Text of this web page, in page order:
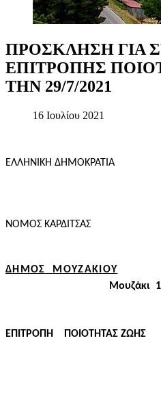
ΠΡΟΣΚΛΗΣΗ ΓΙΑ
ΕΠΙΤΡΟΠΗΣ
ΤΗΝ 29/7/2021
16 Ιουλίου 2021
ΕΛΛΗΝΙΚΗ ΔΗΜΟΚΡΑΤΙΑ
ΝΟΜΟΣ ΚΑΡΔΙΤΣΑΣ
ΔΗΜΟΣ
ΜΟΥΖΑΚΙΟΥ
Μουζάκι
ΕΠΙΤΡΟΠΗ ΠΟΙΟΤΗΤΑΣ ΖΩΗΣ